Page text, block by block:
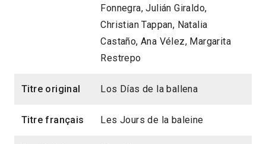
Fonnegra, Julián Giraldo,
Christian Tappan, Natalia
Castaño, Ana Vélez, Margarita
Restrepo
Titre original Los Días de la ballena
Titre français Les Jours de la baleine